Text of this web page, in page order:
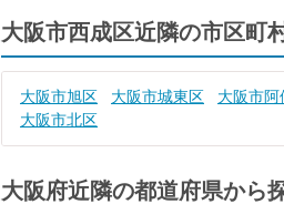
大阪市西成区近隣の市区町
大阪市旭区 大阪市城東区 大阪市阿
大阪市北区
大阪府近隣の都道府県から